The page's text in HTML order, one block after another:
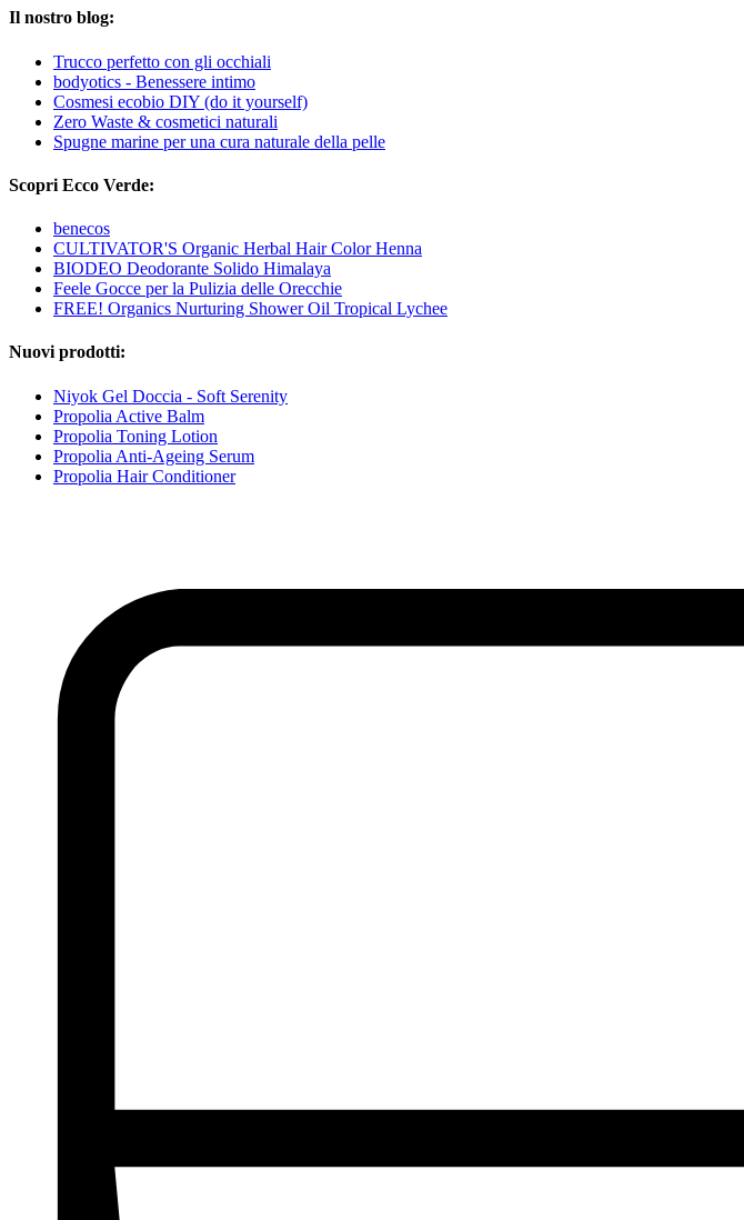
Il nostro blog:
Trucco perfetto con gli occhiali
bodyotics - Benessere intimo
Cosmesi ecobio DIY (do it yourself)
Zero Waste & cosmetici naturali
Spugne marine per una cura naturale della pelle
Scopri Ecco Verde:
benecos
CULTIVATOR'S Organic Herbal Hair Color Henna
BIODEO Deodorante Solido Himalaya
Feele Gocce per la Pulizia delle Orecchie
FREE! Organics Nurturing Shower Oil Tropical Lychee
Nuovi prodotti:
Niyok Gel Doccia - Soft Serenity
Propolia Active Balm
Propolia Toning Lotion
Propolia Anti-Ageing Serum
Propolia Hair Conditioner